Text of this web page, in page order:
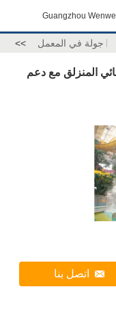
Guangzhou
جولة في المعمل >>
المائي المنزلق مع دعم
اتصل بنا